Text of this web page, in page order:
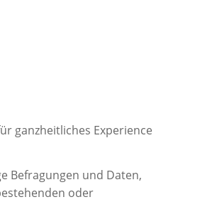
ganzheitliches Experience
Befragungen und Daten,
oder